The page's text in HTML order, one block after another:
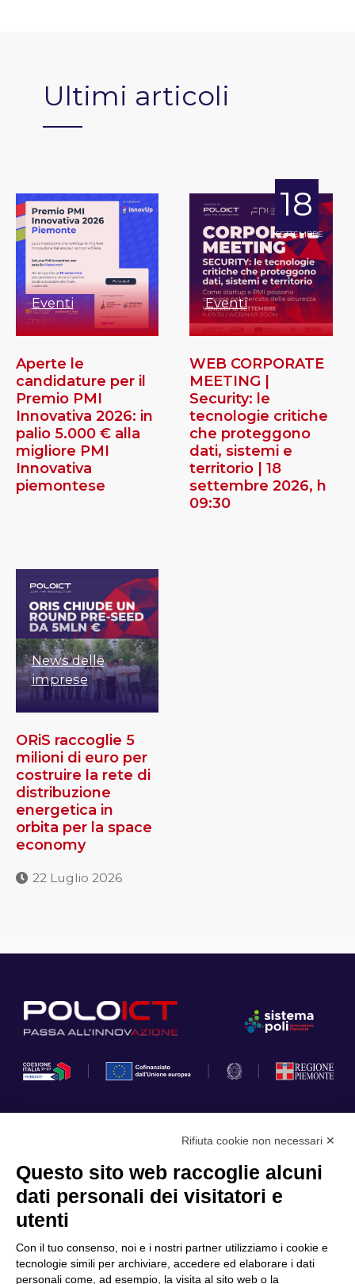
Ultimi articoli
Eventi
Aperte le
candidature per il
Premio PMI
Innovativa 2026: in
palio 5.000 € alla
migliore PMI
Innovativa
piemontese
18
SETTEMBRE
Eventi
WEB CORPORATE
MEETING |
Security: le
tecnologie critiche
che proteggono
dati, sistemi e
territorio | 18
settembre 2026, h
09:30
News delle
imprese
ORiS raccoglie 5
milioni di euro per
costruire la rete di
distribuzione
energetica in
orbita per la space
economy
22 Luglio 2026
Cookie Policy
Scopri il Polo
Partner
Finanziamenti e bandi
Rifiuta cookie non necessari ✕
Questo sito web raccoglie alcuni
dati personali dei visitatori e
utenti
Con il tuo consenso, noi e i nostri partner utilizziamo i cookie e
tecnologie simili per archiviare, accedere ed elaborare i dati
personali come, ad esempio, la visita al sito web o la